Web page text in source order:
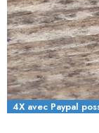
4X avec Paypal